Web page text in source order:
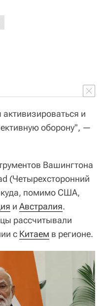
и
оборону", —
Вашингтона
(Четырехсторонний
куда, помимо США,
и Австралия.
рассчитывали
с Китаем в регионе.